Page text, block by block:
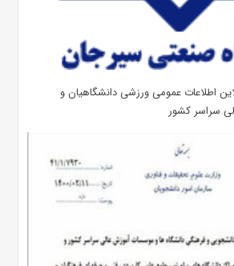
اطلاعات عمومی ورزشی دانشگاهیان و
سراسر کشور